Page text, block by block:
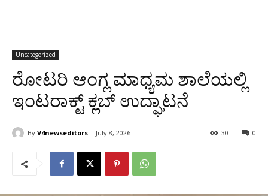
Uncategorized
ರೋಟರಿ ಆಂಗ್ಲ ಮಾಧ್ಯಮ ಶಾಲೆಯಲ್ಲಿ
ಇಂಟರಾಕ್ಟ್ ಕ್ಲಬ್ ಉದ್ಘಾಟನೆ
By V4newseditors July 8, 2026 0
30